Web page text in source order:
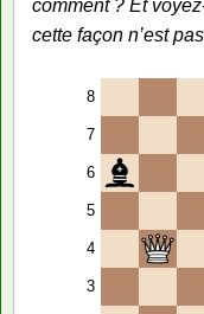
comment ? Et
cette façon n’est
8
7
6
5
4
3